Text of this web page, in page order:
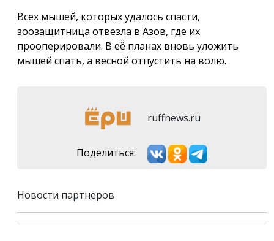
Всех мышей, которых удалось спасти,
зоозащитница отвезла в Азов, где их
прооперировали. В её планах вновь уложить
мышей спать, а весной отпустить на волю.
ruffnews.ru
Поделиться:
Новости партнёров